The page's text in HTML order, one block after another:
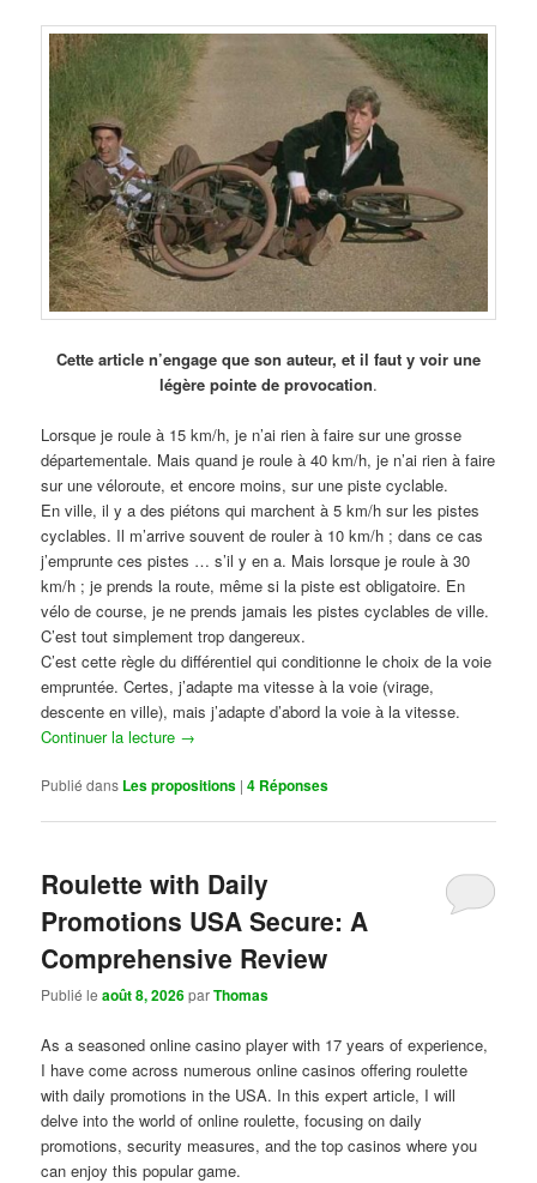
Cette article n’engage que son auteur, et il faut y voir une
légère pointe de provocation.
Lorsque je roule à 15 km/h, je n’ai rien à faire sur une grosse
départementale. Mais quand je roule à 40 km/h, je n’ai rien à faire
sur une véloroute, et encore moins, sur une piste cyclable.
En ville, il y a des piétons qui marchent à 5 km/h sur les pistes
cyclables. Il m’arrive souvent de rouler à 10 km/h ; dans ce cas
j’emprunte ces pistes … s’il y en a. Mais lorsque je roule à 30
km/h ; je prends la route, même si la piste est obligatoire. En
vélo de course, je ne prends jamais les pistes cyclables de ville.
C’est tout simplement trop dangereux.
C’est cette règle du différentiel qui conditionne le choix de la voie
empruntée. Certes, j’adapte ma vitesse à la voie (virage,
descente en ville), mais j’adapte d’abord la voie à la vitesse.
Continuer la lecture →
Publié dans Les propositions |4 Réponses
Roulette with Daily
Promotions USA Secure: A
Comprehensive Review
Publié leaoût 8, 2026parThomas
As a seasoned online casino player with 17 years of experience,
I have come across numerous online casinos offering roulette
with daily promotions in the USA. In this expert article, I will
delve into the world of online roulette, focusing on daily
promotions, security measures, and the top casinos where you
can enjoy this popular game.